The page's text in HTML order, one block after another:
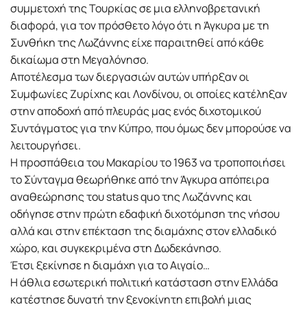
συμμετοχή της Τουρκίας σε μια ελληνοβρετανική
διαφορά, για τον πρόσθετο λόγο ότι η Άγκυρα με τη
Συνθήκη της Λωζάννης είχε παραιτηθεί από κάθε
δικαίωμα στη Μεγαλόνησο.
Αποτέλεσμα των διεργασιών αυτών υπήρξαν οι
Συμφωνίες Ζυρίχης και Λονδίνου, οι οποίες κατέληξαν
στην αποδοχή από πλευράς μας ενός διχοτομικού
Συντάγματος για την Κύπρο, που όμως δεν μπορούσε να
λειτουργήσει.
Η προσπάθεια του Μακαρίου το 1963 να τροποποιήσει
το Σύνταγμα θεωρήθηκε από την Άγκυρα απόπειρα
αναθεώρησης του status quo της Λωζάννης και
οδήγησε στην πρώτη εδαφική διχοτόμηση της νήσου
αλλά και στην επέκταση της διαμάχης στον ελλαδικό
χώρο, και συγκεκριμένα στη Δωδεκάνησο.
Έτσι ξεκίνησε η διαμάχη για το Αιγαίο…
Η άθλια εσωτερική πολιτική κατάσταση στην Ελλάδα
κατέστησε δυνατή την ξενοκίνητη επιβολή μιας